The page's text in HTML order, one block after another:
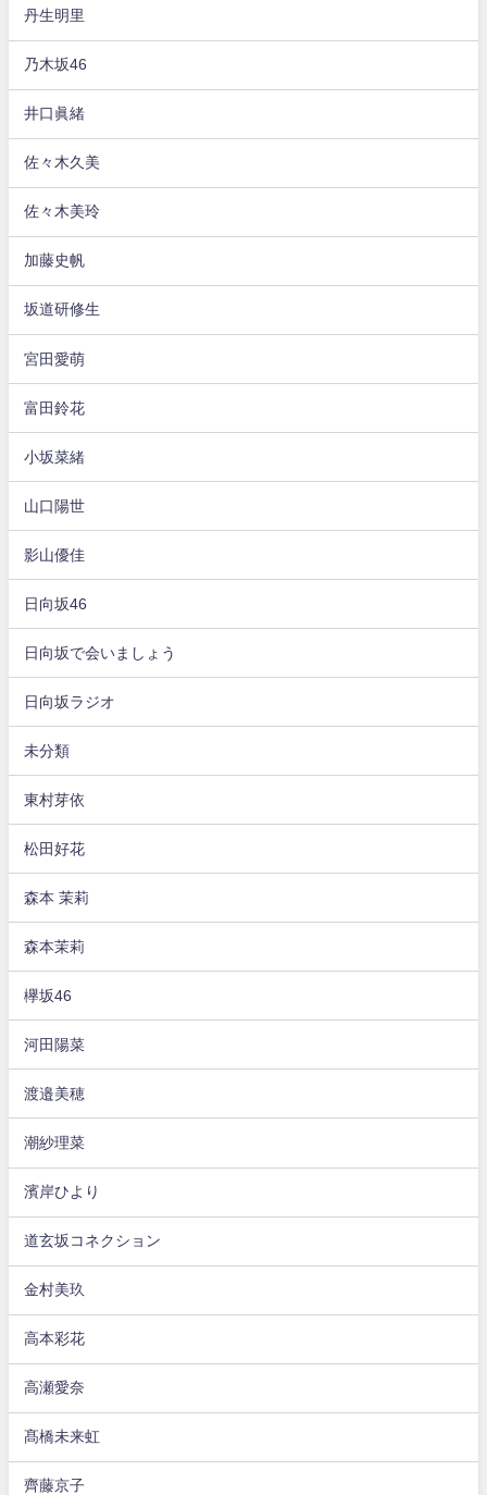
丹生明里
乃木坂46
井口眞緒
佐々木久美
佐々木美玲
加藤史帆
坂道研修生
宮田愛萌
富田鈴花
小坂菜緒
山口陽世
影山優佳
日向坂46
日向坂で会いましょう
日向坂ラジオ
未分類
東村芽依
松田好花
森本 茉莉
森本茉莉
欅坂46
河田陽菜
渡邉美穂
潮紗理菜
濱岸ひより
道玄坂コネクション
金村美玖
高本彩花
高瀬愛奈
髙橋未来虹
齊藤京子